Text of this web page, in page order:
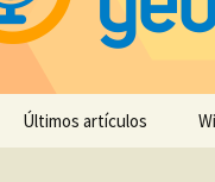
Últimos artículos